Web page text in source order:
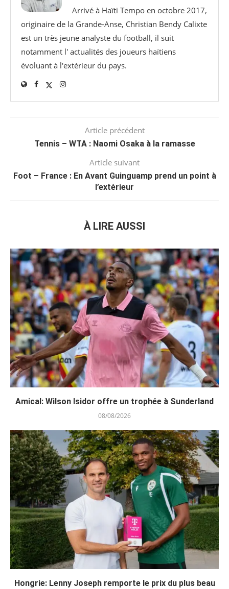
Arrivé à Haïti Tempo en octobre 2017,
originaire de la Grande-Anse, Christian Bendy Calixte
est un très jeune analyste du football, il suit
notamment l' actualités des joueurs haïtiens
évoluant à l'extérieur du pays.
Article précédent
Tennis – WTA : Naomi Osaka à la ramasse
Article suivant
Foot – France : En Avant Guinguamp prend un point à
l’extérieur
À LIRE AUSSI
Amical: Wilson Isidor offre un trophée à Sunderland
08/08/2026
Hongrie: Lenny Joseph remporte le prix du plus beau